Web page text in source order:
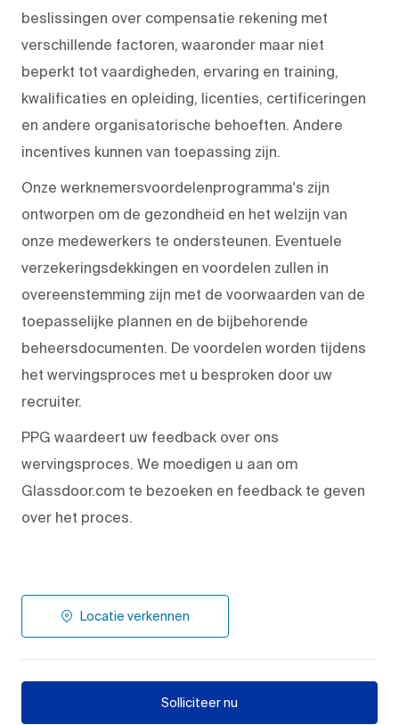
beslissingen over compensatie rekening met
verschillende factoren, waaronder maar niet
beperkt tot vaardigheden, ervaring en training,
kwalificaties en opleiding, licenties, certificeringen
en andere organisatorische behoeften. Andere
incentives kunnen van toepassing zijn.
Onze werknemersvoordelenprogramma's zijn
ontworpen om de gezondheid en het welzijn van
onze medewerkers te ondersteunen. Eventuele
verzekeringsdekkingen en voordelen zullen in
overeenstemming zijn met de voorwaarden van de
toepasselijke plannen en de bijbehorende
beheersdocumenten. De voordelen worden tijdens
het wervingsproces met u besproken door uw
recruiter.
PPG waardeert uw feedback over ons
wervingsproces. We moedigen u aan om
Glassdoor.com te bezoeken en feedback te geven
over het proces.
Locatie verkennen
Solliciteer nu